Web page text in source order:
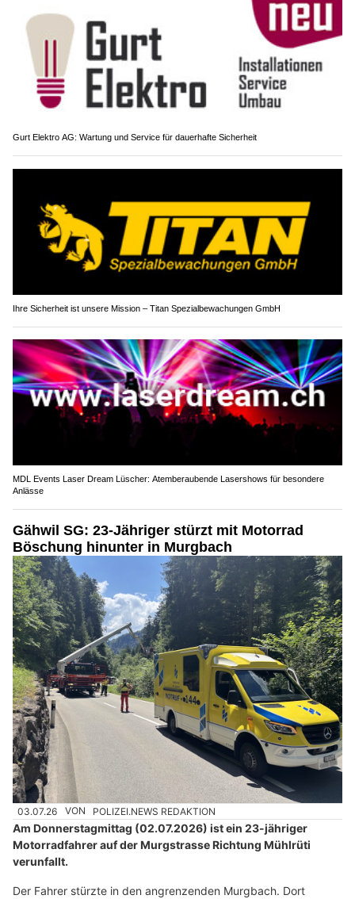
Gurt Elektro AG: Wartung und Service für dauerhafte Sicherheit
Ihre Sicherheit ist unsere Mission – Titan Spezialbewachungen GmbH
MDL Events Laser Dream Lüscher: Atemberaubende Lasershows für besondere
Anlässe
Gähwil SG: 23-Jähriger stürzt mit Motorrad
Böschung hinunter in Murgbach
03.07.26 VON POLIZEI.NEWS REDAKTION
Am Donnerstagmittag (02.07.2026) ist ein 23-jähriger
Motorradfahrer auf der Murgstrasse Richtung Mühlrüti
verunfallt.
Der Fahrer stürzte in den angrenzenden Murgbach. Dort